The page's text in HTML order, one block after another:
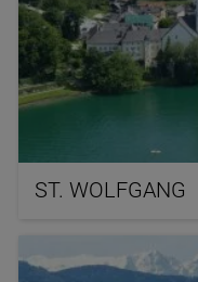
ST. WOLFGANG